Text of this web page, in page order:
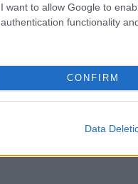
I want to allow Google to
authentication functionality
CONFIRM
Data